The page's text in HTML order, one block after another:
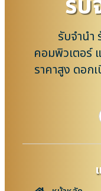
รับจำนำ
คอมพิวเตอร์
ราคาสูง ดอก